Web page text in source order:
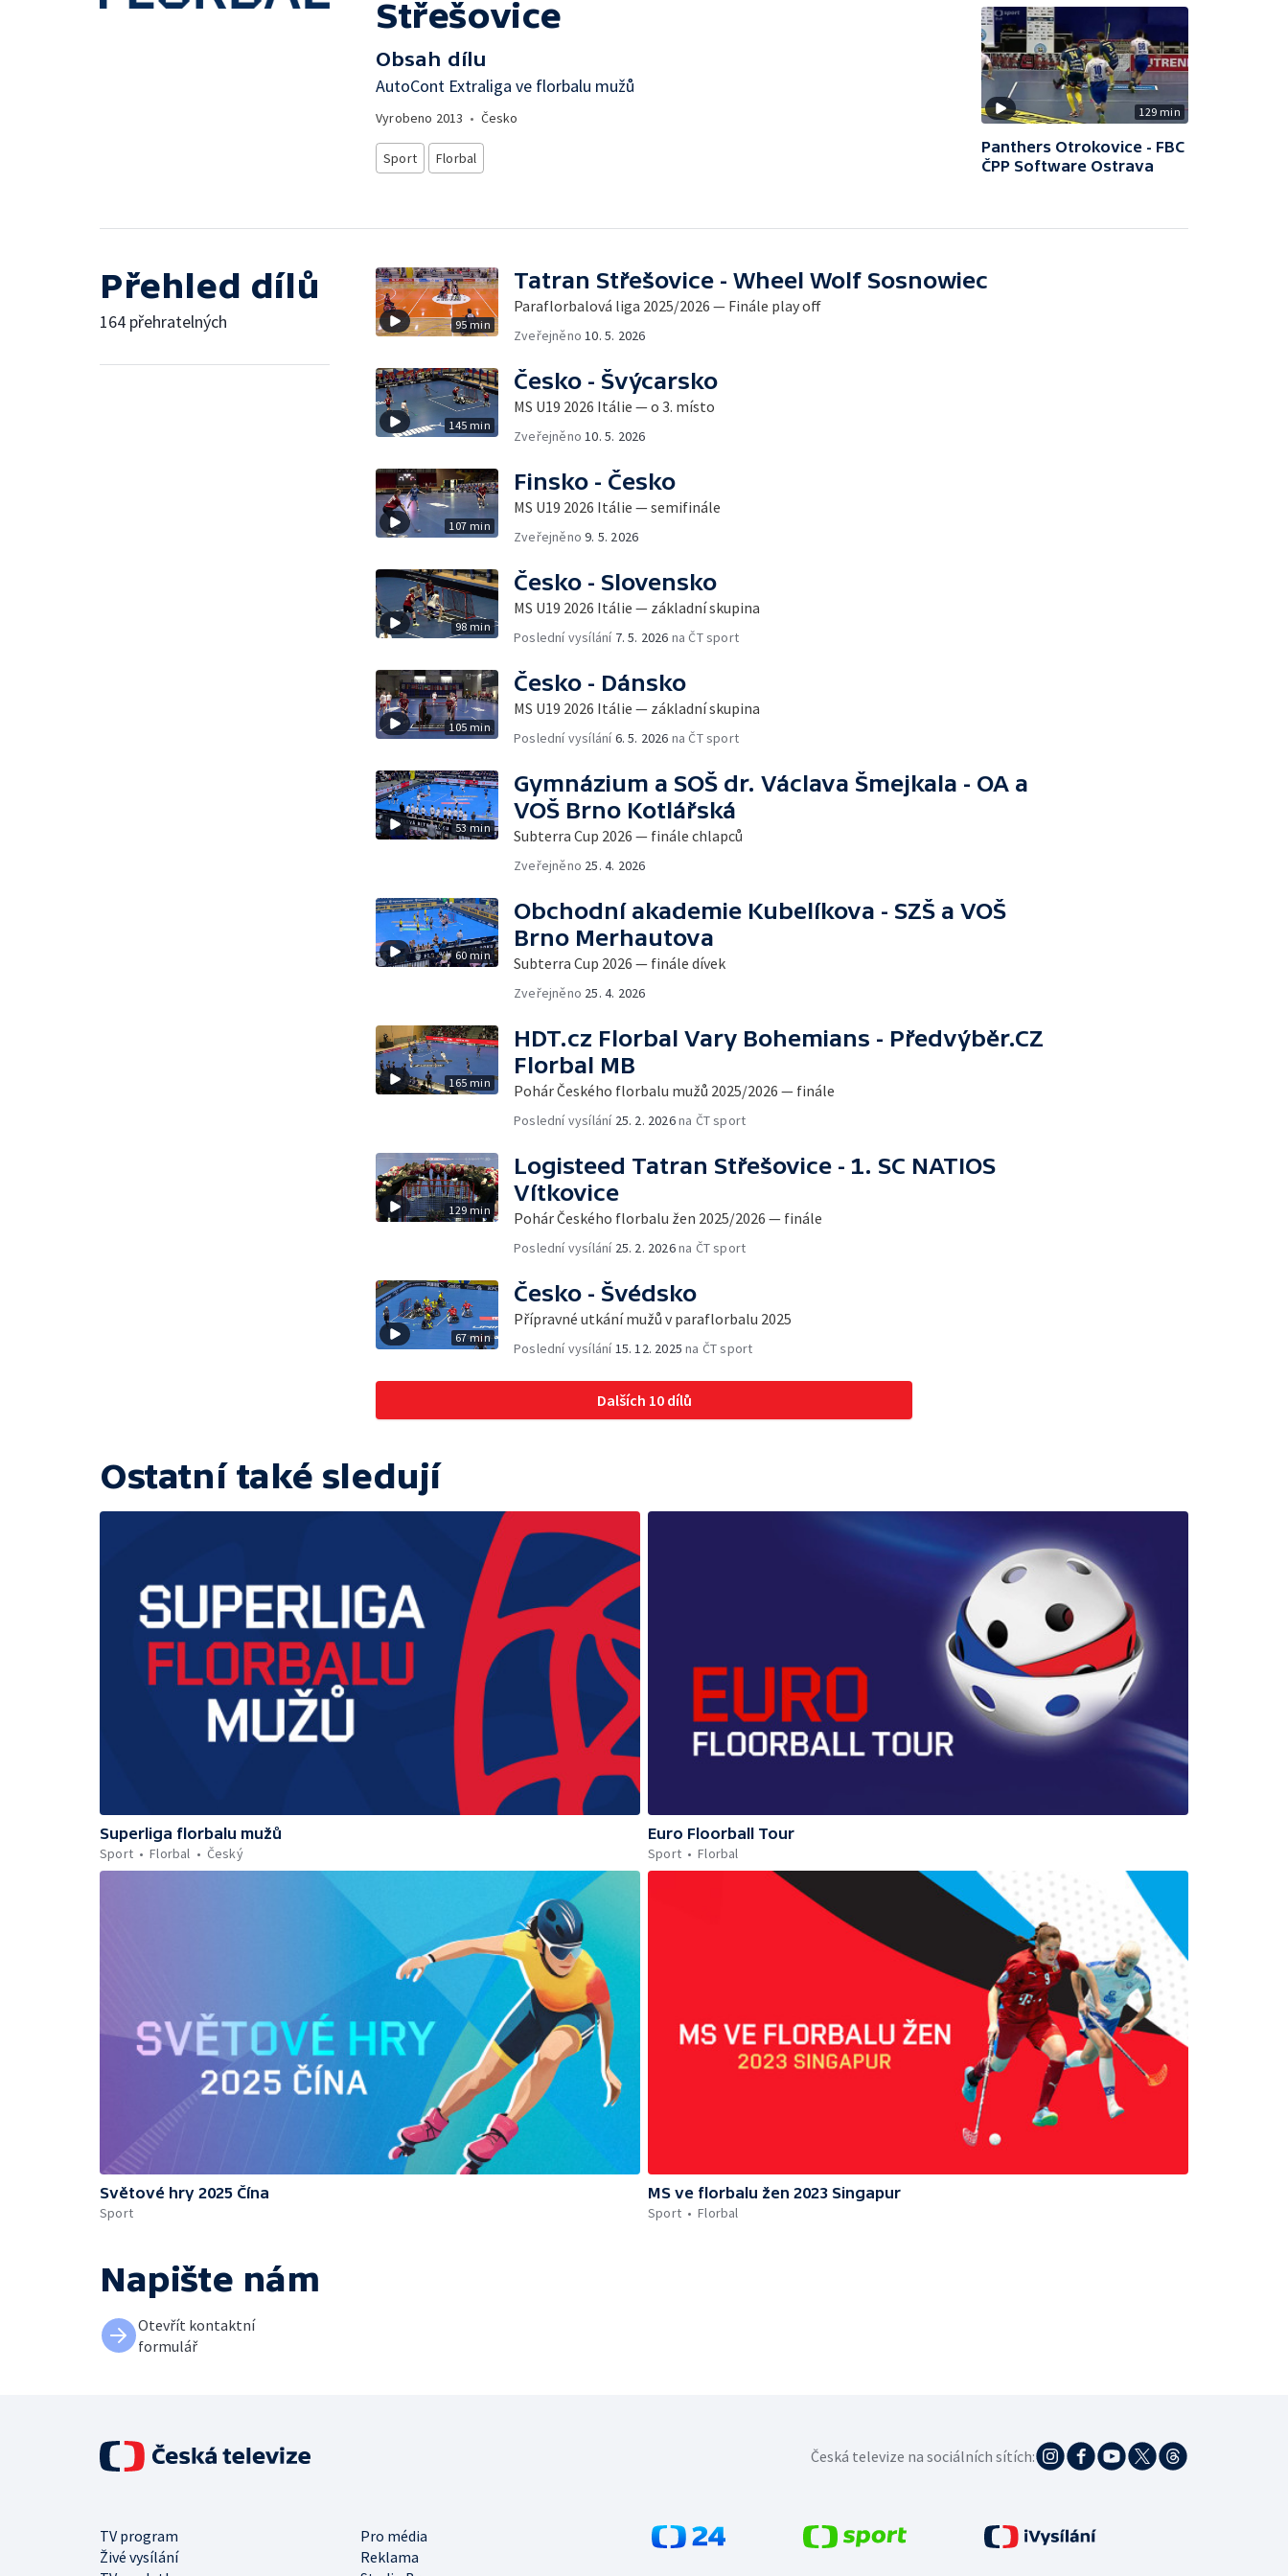
Střešovice
Obsah dílu
AutoCont Extraliga ve florbalu mužů
Vyrobeno 2013 • Česko
Sport Florbal
129 min
Panthers Otrokovice - FBC
ČPP Software Ostrava
Přehled dílů
164 přehratelných 95 min
Tatran Střešovice - Wheel Wolf Sosnowiec
Paraflorbalová liga 2025/2026 — Finále play off
Zveřejněno 10. 5. 2026
145 min
Česko - Švýcarsko
MS U19 2026 Itálie — o 3. místo
Zveřejněno 10. 5. 2026
107 min
Finsko - Česko
MS U19 2026 Itálie — semifinále
Zveřejněno9. 5. 2026
98 min
Česko - Slovensko
MS U19 2026 Itálie — základní skupina
Poslední vysílání 7. 5. 2026 na ČT sport
105 min
Česko - Dánsko
MS U19 2026 Itálie — základní skupina
Poslední vysílání6. 5. 2026 na ČT sport
53 min
Gymnázium a SOŠ dr. Václava Šmejkala - OA a
VOŠ Brno Kotlářská
Subterra Cup 2026 — finále chlapců
Zveřejněno 25. 4. 2026
60 min
Obchodní akademie Kubelíkova - SZŠ a VOŠ
Brno Merhautova
Subterra Cup 2026 — finále dívek
Zveřejněno 25. 4. 2026
165 min
HDT.cz Florbal Vary Bohemians - Předvýběr.CZ
Florbal MB
Pohár Českého florbalu mužů 2025/2026 — finále
Poslední vysílání 25. 2. 2026na ČT sport
129 min
Logisteed Tatran Střešovice - 1. SC NATIOS
Vítkovice
Pohár Českého florbalu žen 2025/2026 — finále
Poslední vysílání 25. 2. 2026na ČT sport
67 min
Česko - Švédsko
Přípravné utkání mužů v paraflorbalu 2025
Poslední vysílání 15. 12. 2025 na ČT sport
Dalších 10 dílů
Ostatní také sledují
Superliga florbalu mužů
Sport
Florbal Český
Euro Floorball Tour
Sport
Florbal
Světové hry 2025 Čína
Sport
MS ve florbalu žen 2023 Singapur
Sport
Florbal
Napište nám
Otevřít kontaktní
formulář
TV program
Pro média
Živé vysílání
Reklama
Česká televize na sociálních sítích: